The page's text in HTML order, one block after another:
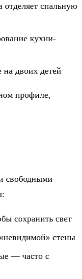
спальную
кухни-
двоих детей
профиле,
свободными
сохранить свет
стены
— часто с